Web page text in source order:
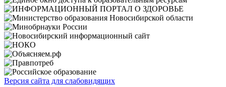
Версия сайта для слабовидящих